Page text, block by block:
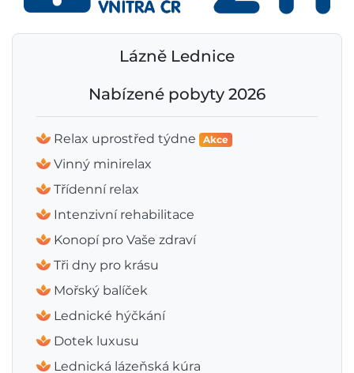
Lázně Lednice
Nabízené pobyty 2026
Relax uprostřed týdne Akce
Vinný minirelax
Třídenní relax
Intenzivní rehabilitace
Konopí pro Vaše zdraví
Tři dny pro krásu
Mořský balíček
Lednické hýčkání
Dotek luxusu
Lednická lázeňská kúra